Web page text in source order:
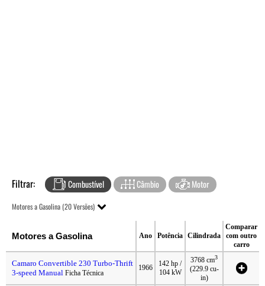
Filtrar: Combustível Câmbio Motor
Motores a Gasolina (20 Versões)
Motores a Gasolina Ano Potência Cilindrada
Comparar
com outro
carro
Camaro Convertible 230 Turbo-Thrift
3-speed Manual Ficha Técnica
1966
142 hp /
104 kW
3768 cm3
(229.9 cu-
in)